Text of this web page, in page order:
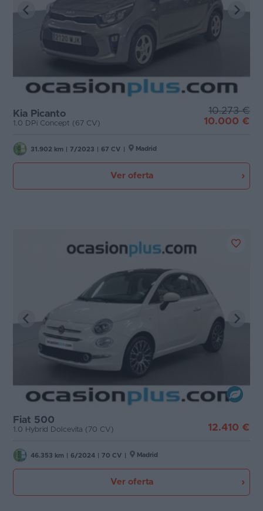
Kia Picanto
1.0 DPi Concept (67 CV)
10.273 €
10.000 €
31.902 km 7/2023 67 CV Madrid
Ver oferta
Fiat 500
1.0 Hybrid Dolcevita (70 CV) 12.410 €
46.353 km 6/2024 70 CV Madrid
Ver oferta